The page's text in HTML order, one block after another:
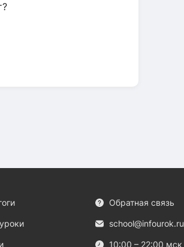
Обратная связь
school@infourok.ru
10:00 – 22:00 мск